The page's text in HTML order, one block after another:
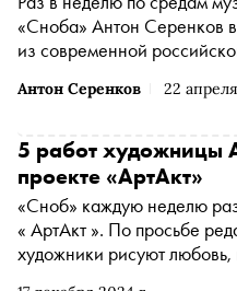
Антон Серенков 22
«Сноба» Антон Серенков выбирает заметное явление
из современной
Зубов» и Ивана Лужкова
слоукор
5 работ художницы
проекте «АртАкт»
«Сноб» каждую неделю
« АртАкт ». По просьбе
художники рисуют любовь,